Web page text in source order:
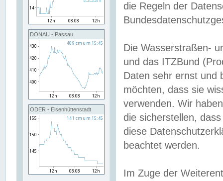
DONAU - Passau
ODER - Eisenhüttenstadt
die Regeln der
Die Wasserstraßen-
und das ITZBund
Daten sehr ernst und
möchten, dass sie
verwenden. Wir
die sicherstellen,
diese
beachtet werden.
Im Zuge der